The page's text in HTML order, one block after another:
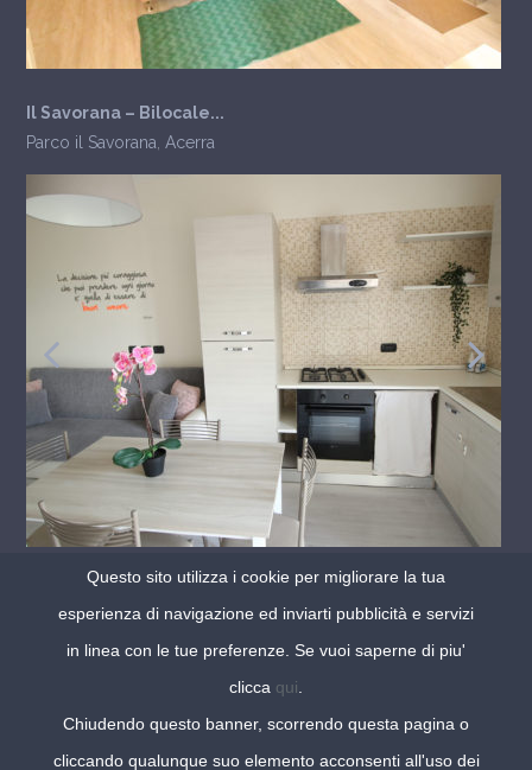
Il Savorana – Bilocale...
Parco il Savorana Acerra
Il Bonsai – Trilocale...
Parco Il Bonsai,Acerra
Questo sito utilizza i cookie per migliorare la tua
esperienza di navigazione ed inviarti pubblicità e servizi
in linea con le tue preferenze. Se vuoi saperne di piu'
clicca qui
Chiudendo questo banner, scorrendo questa pagina o
cliccando qualunque suo elemento acconsenti all'uso dei